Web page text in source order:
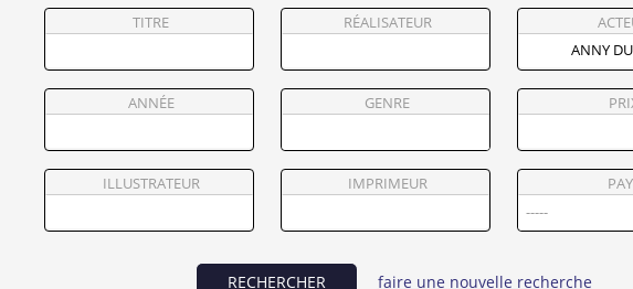
TITRE RÉALISATEUR
ANNÉE GENRE
ILLUSTRATEUR IMPRIMEUR
RECHERCHER faire une nouvelle recherche